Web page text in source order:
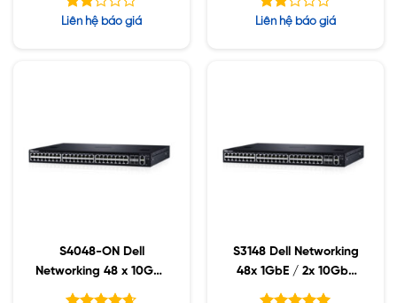
QSFP-DD
Được
Liên hệ báo giá
Được
Liên hệ báo giá
S4048-ON Dell
Networking 48 x 10GbE
SFP+ / 6 x 40GbE
S3148 Dell Networking
48x 1GbE / 2x 10GbE
SFP